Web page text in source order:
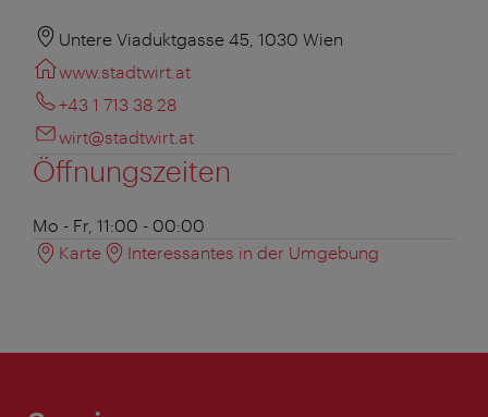
Untere Viaduktgasse 45, 1030 Wien
www.stadtwirt.at
+43 1 713 38 28
wirt@stadtwirt.at
Öffnungszeiten
Mo - Fr, 11:00 - 00:00
Karte
Interessantes in der Umgebung